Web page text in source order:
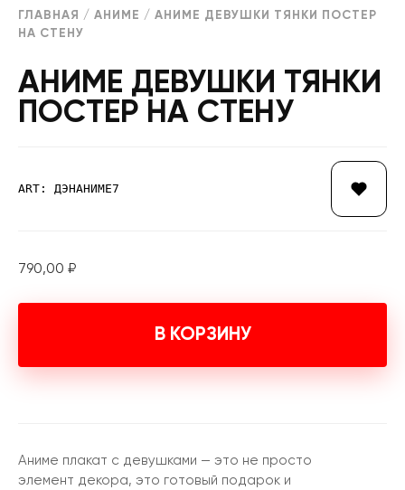
ГЛАВНАЯ / АНИМЕ / АНИМЕ ДЕВУШКИ ТЯНКИ ПОСТЕР
НА СТЕНУ
АНИМЕ ДЕВУШКИ ТЯНКИ
ПОСТЕР НА СТЕНУ
ART: ДЭНАНИМЕ7
790,00 ₽
В КОРЗИНУ
Аниме плакат с девушками — это не просто
элемент декора, это готовый подарок и